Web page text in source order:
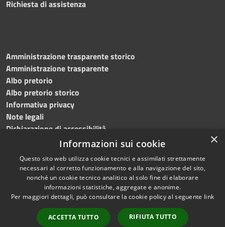
Richiesta di assistenza
Amministrazione trasparente storico
Amministrazione trasparente
Albo pretorio
Albo pretorio storico
Informativa privacy
Note legali
Dichiarazione di accessibilità
Accessibilità
Privacy
Copyright © 2023 •
Comune di San Mauro La
Bruca • Powered by
Municipium• Redazione
×
Informazioni sui cookie
Questo sito web utilizza cookie tecnici e assimilati strettamente
necessari al corretto funzionamento e alla navigazione del sito,
nonché un cookie tecnico analitico al solo fine di elaborare
informazioni statistiche, aggregate e anonime.
Per maggiori dettagli, può consultare la cookie policy al seguente link
ACCETTA TUTTO RIFIUTA TUTTO